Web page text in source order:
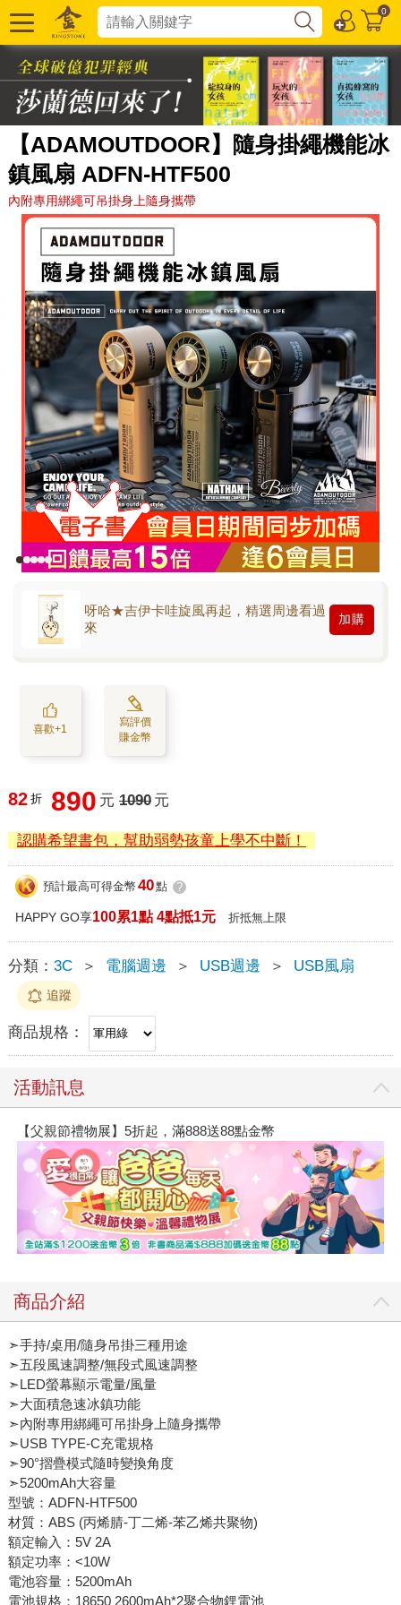
0
【ADAMOUTDOOR】隨身掛繩機能冰
鎮風扇 ADFN-HTF500
內附專用綁繩可吊掛身上隨身攜帶
呀哈★吉伊卡哇旋風再起，精選周邊看過
來
加購
喜歡+1
寫評價
賺金幣
82 折 890 元 1090 元
認購希望書包，幫助弱勢孩童上學不中斷！
預計最高可得金幣 40點 ?
HAPPY GO享100累1點 4點抵1元 折抵無上限
分類： 3C ＞ 電腦週邊 ＞ USB週邊 ＞ USB風扇
追蹤
商品規格：
活動訊息
【父親節禮物展】5折起，滿888送88點金幣
商品介紹
➣手持/桌用/隨身吊掛三種用途
➣五段風速調整/無段式風速調整
➣LED螢幕顯示電量/風量
➣大面積急速冰鎮功能
➣內附專用綁繩可吊掛身上隨身攜帶
➣USB TYPE-C充電規格
➣90°摺疊模式隨時變換角度
➣5200mAh大容量
型號：ADFN-HTF500
材質：ABS (丙烯腈-丁二烯-苯乙烯共聚物)
額定輸入：5V 2A
額定功率：<10W
電池容量：5200mAh
電池規格：18650 2600mAh*2聚合物鋰電池